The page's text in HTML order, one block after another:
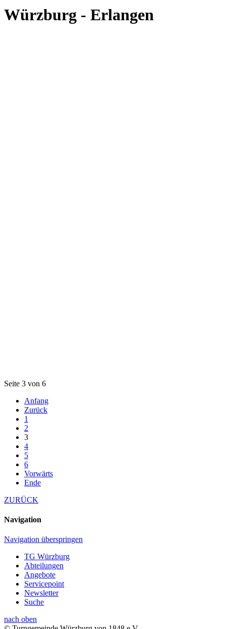
Würzburg - Erlangen
Seite 3 von 6
Anfang
Zurück
1
2
3
4
5
6
Vorwärts
Ende
ZURÜCK
Navigation
Navigation überspringen
TG Würzburg
Abteilungen
Angebote
Servicepoint
Newsletter
Suche
nach oben